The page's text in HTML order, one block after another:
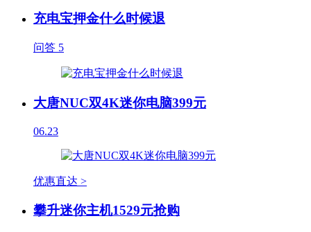
充电宝押金什么时候退
问答 5
大唐NUC双4K迷你电脑399元
06.23
优惠直达 >
攀升迷你主机1529元抢购